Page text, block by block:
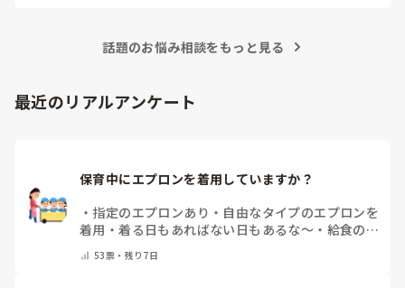
話題のお悩み相談をもっと見る
最近のリアルアンケート
保育中にエプロンを着用していますか？
・ 指定のエプロンあり ・ 自由なタイプのエプロンを
着用 ・着る日もあればない日もあるな～ ・ 給食のと
で教えてください)
53票・ 残り7日